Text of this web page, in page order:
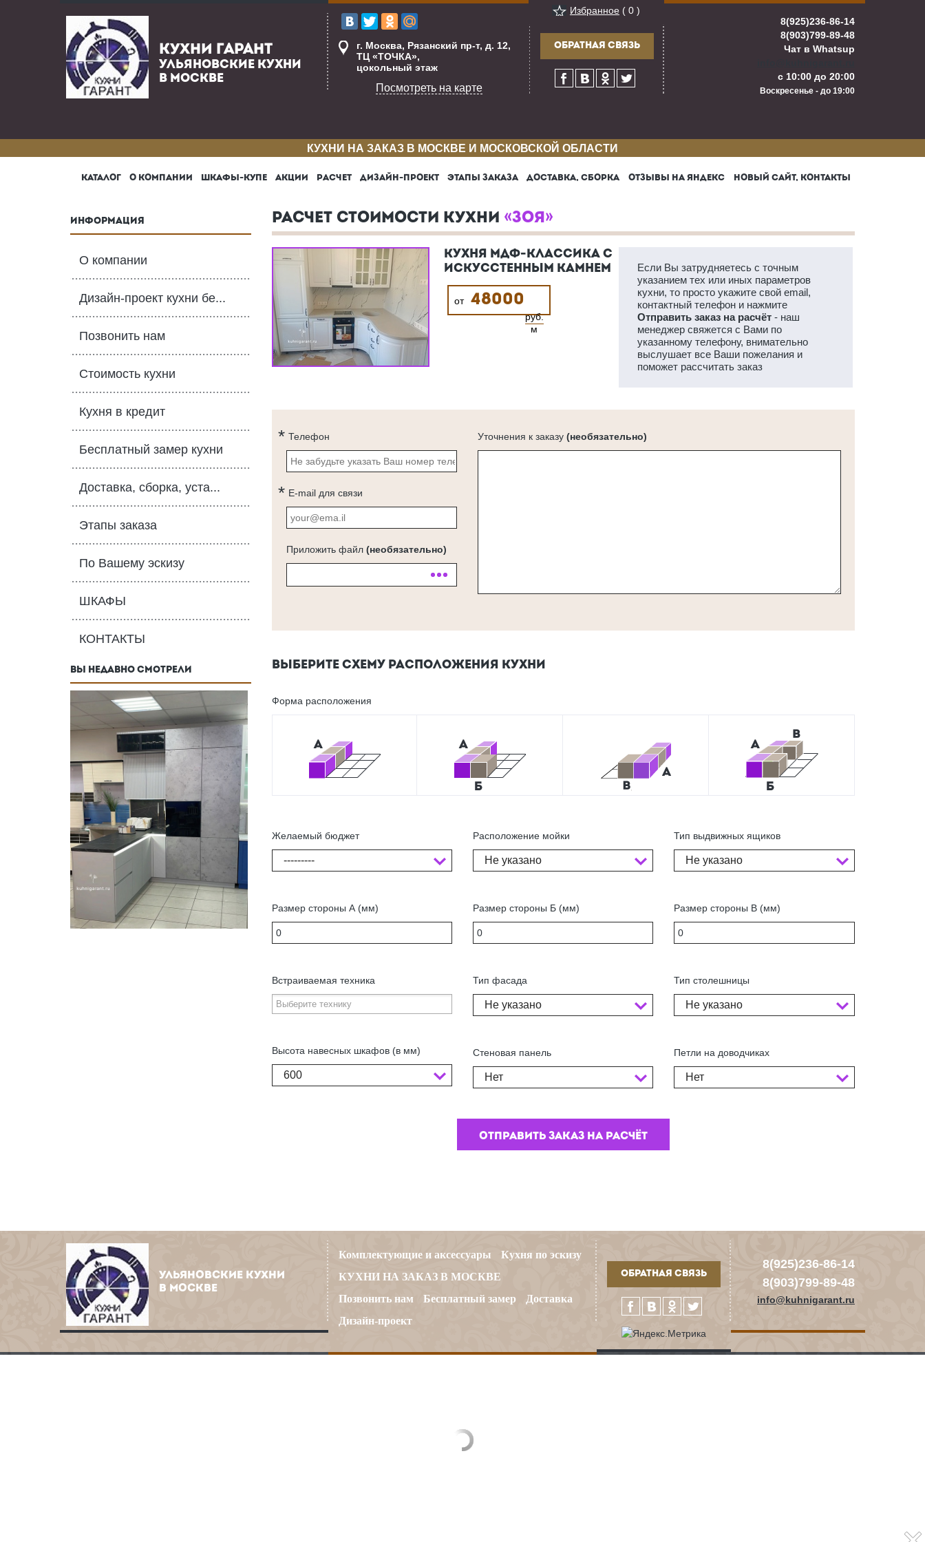
КУХНИ ГАРАНТ
УЛЬЯНОВСКИЕ КУХНИ
В МОСКВЕ
г. Москва, Рязанский пр-т, д. 12,
ТЦ «ТОЧКА»,
цокольный этаж
Посмотреть на карте
Избранное ( 0 )
ОБРАТНАЯ СВЯЗЬ
8(925)236-86-14
8(903)799-89-48
Чат в Whatsup
с 10:00 до 20:00
Воскресенье - до 19:00
КУХНИ НА ЗАКАЗ В МОСКВЕ И МОСКОВСКОЙ ОБЛАСТИ
КАТАЛОГ О КОМПАНИИ ШКАФЫ-КУПЕ АКЦИИ РАСЧЕТ ДИЗАЙН-ПРОЕКТ ЭТАПЫ ЗАКАЗА ДОСТАВКА, СБОРКА ОТЗЫВЫ НА ЯНДЕКС НОВЫЙ САЙТ, КОНТАКТЫ
ИНФОРМАЦИЯ
О компании
Дизайн-проект кухни бе...
Позвонить нам
Стоимость кухни
Кухня в кредит
Бесплатный замер кухни
Доставка, сборка, уста...
Этапы заказа
По Вашему эскизу
ШКАФЫ
КОНТАКТЫ
ВЫ НЕДАВНО СМОТРЕЛИ
РАСЧЕТ СТОИМОСТИ КУХНИ «ЗОЯ»
КУХНЯ МДФ-КЛАССИКА С
ИСКУССТЕННЫМ КАМНЕМ
от 48000
руб.
м
Если Вы затрудняетесь с точным
указанием тех или иных параметров
кухни, то просто укажите свой email,
контактный телефон и нажмите
Отправить заказ на расчёт- наш
менеджер свяжется с Вами по
указанному телефону, внимательно
выслушает все Ваши пожелания и
поможет рассчитать заказ
Телефон
E-mail для связи
Приложить файл (необязательно)
Уточнения к заказу(необязательно)
ВЫБЕРИТЕ СХЕМУ РАСПОЛОЖЕНИЯ КУХНИ
Форма расположения
Желаемый бюджет
---------
Размер стороны А (мм)
Встраиваемая техника
Высота навесных шкафов (в мм)
600
Расположение мойки
Не указано
Размер стороны Б (мм)
Тип фасада
Не указано
Стеновая панель
Нет
Тип выдвижных ящиков
Не указано
Размер стороны В (мм)
Тип столешницы
Не указано
Петли на доводчиках
Нет
УЛЬЯНОВСКИЕ КУХНИ
В МОСКВЕ
Комплектующие и аксессуары
Кухня по эскизу
КУХНИ НА ЗАКАЗ В МОСКВЕ
Позвонить нам
Бесплатный замер
Доставка
Дизайн-проект
ОБРАТНАЯ СВЯЗЬ
8(925)236-86-14
8(903)799-89-48
info@kuhnigarant.ru